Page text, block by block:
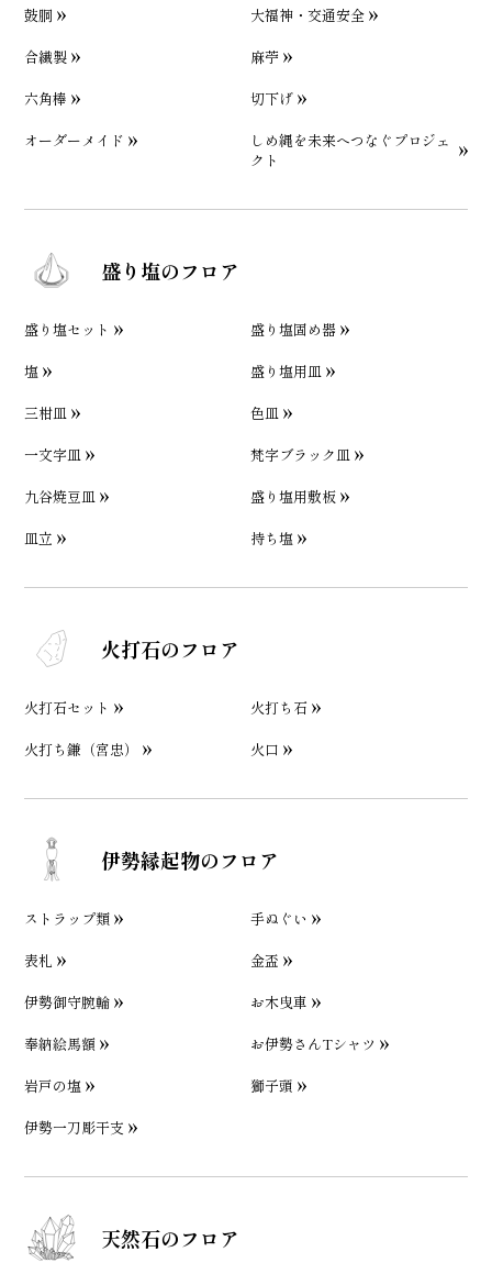
鼓胴
大福神・交通安全
合繊製
麻苧
六角棒
切下げ
オーダーメイド
しめ縄を未来へつなぐプロジェ
クト
盛り塩のフロア
盛り塩セット
盛り塩固め器
塩
盛り塩用皿
三柑皿
色皿
一文字皿
梵字ブラック皿
九谷焼豆皿
盛り塩用敷板
皿立
持ち塩
火打石のフロア
火打石セット
火打ち石
火打ち鎌（宮忠）
火口
伊勢縁起物のフロア
ストラップ類
手ぬぐい
表札
金盃
伊勢御守腕輪
お木曳車
奉納絵馬額
お伊勢さんTシャツ
岩戸の塩
獅子頭
伊勢一刀彫干支
天然石のフロア